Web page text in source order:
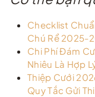
Checklist
Chú Rể 2025-
Chi Phí Đám
Nhiêu Là Hợp
Thiệp Cưới
Quy Tắc Gửi